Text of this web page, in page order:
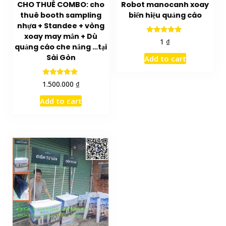
CHO THUÊ COMBO: cho
thuê booth sampling
nhựa + Standee + vòng
xoay may mắn + Dù
quảng cáo che nắng …tại
Sài Gòn
Rated
5.00
out of 5
1.500.000 ₫
Add to cart
Robot manocanh xoay
biển hiệu quảng cáo
Rated
5.00
out of 5
1 ₫
Add to cart